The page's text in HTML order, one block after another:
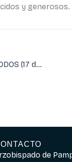
y generosos.
LA IGLESIA CON TODOS, LA IGLESIA AL SERVICIO DE TODOS (17 de noviembre. Día de la Iglesia Diocesana)
de